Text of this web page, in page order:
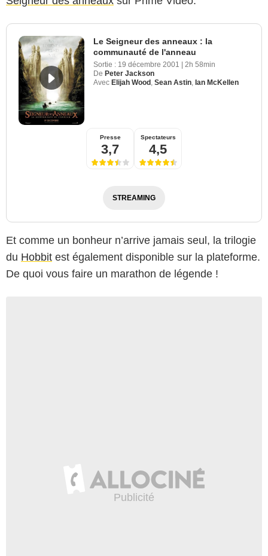
Le Seigneur des anneaux : la
communauté de l'anneau
Sortie : 19 décembre 2001 | 2h 58min
De Peter Jackson
Avec Elijah Wood Sean Astin Ian McKellen
Presse
3,7
Spectateurs
4,5
STREAMING
Et comme un bonheur n’arrive jamais seul, la trilogie
du Hobbit est également disponible sur la plateforme.
De quoi vous faire un marathon de légende !